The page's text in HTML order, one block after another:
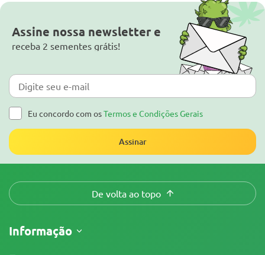
Assine nossa newsletter e
receba 2 sementes grátis!
Eu concordo com osTermos e Condições Gerais
Assinar
De volta ao topo
Informação